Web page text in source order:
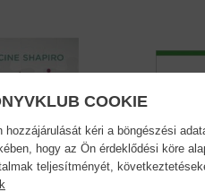
COOKIE
hozzájárulását kéri a böngészési
hogy az Ön érdeklődési köre
teljesítményét,